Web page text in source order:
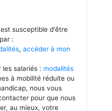
susceptible d'être
:
, accéder à mon
les salariés : modalités
à mobilité réduite ou
nous vous
pour que nous
au mieux, votre